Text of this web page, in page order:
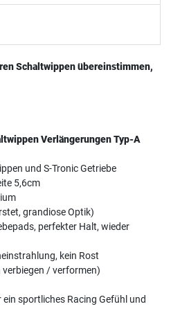
Schaltwippen übereinstimmen,
Verlängerungen Typ-A
und S-Tronic Getriebe
5,6cm
grandiose Optik)
perfekter Halt, wieder
kein Rost
/ verformen)
sportliches Racing Gefühl und